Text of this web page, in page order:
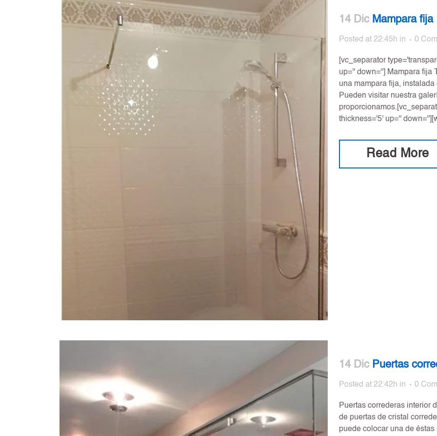
14 Dic Mampara fija
Posted at 22:45h in 0
[vc_separator
up='' down=''] Mampara fija
una mampara fija,
Pueden visitar nuestra
thickness='5' up=''
Read More
14 Dic Puertas
Posted at 22:42h in 0
Puertas correderas interior
de puertas de cristal
puede colocar una de